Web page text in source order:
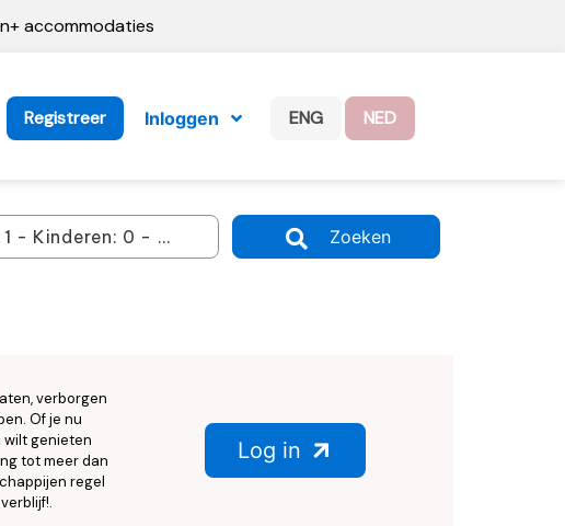
accommodaties
Registreer Inloggen ENG NED
Zoeken
verborgen
Of je nu
wilt genieten
tot meer dan
regel
Log in